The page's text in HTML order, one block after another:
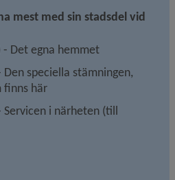
mest med sin stadsdel vid
Det egna hemmet
speciella stämningen,
finns här
i närheten (till